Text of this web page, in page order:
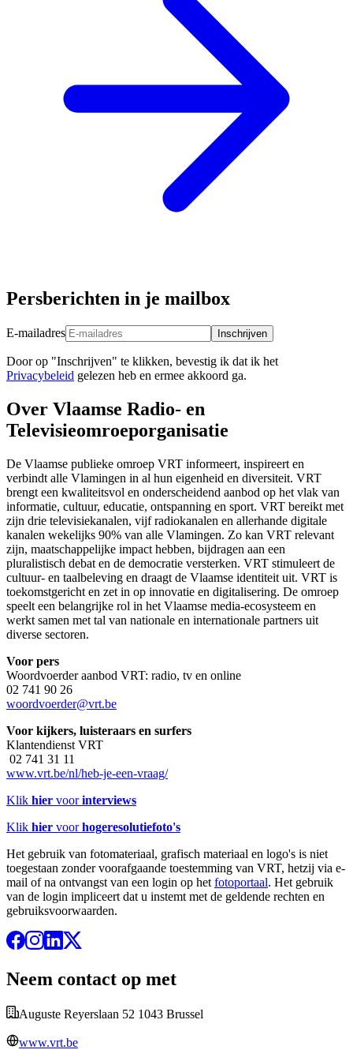
Persberichten in je mailbox
E-mailadres Inschrijven
Door op "Inschrijven" te klikken, bevestig ik dat ik het
Privacybeleid gelezen heb en ermee akkoord ga.
Over Vlaamse Radio- en
Televisieomroeporganisatie
De Vlaamse publieke omroep VRT informeert, inspireert en
verbindt alle Vlamingen in al hun eigenheid en diversiteit. VRT
brengt een kwaliteitsvol en onderscheidend aanbod op het vlak van
informatie, cultuur, educatie, ontspanning en sport. VRT bereikt met
zijn drie televisiekanalen, vijf radiokanalen en allerhande digitale
kanalen wekelijks 90% van alle Vlamingen. Zo kan VRT relevant
zijn, maatschappelijke impact hebben, bijdragen aan een
pluralistisch debat en de democratie versterken. VRT stimuleert de
cultuur- en taalbeleving en draagt de Vlaamse identiteit uit. VRT is
toekomstgericht en zet in op innovatie en digitalisering. De omroep
speelt een belangrijke rol in het Vlaamse media-ecosysteem en
werkt samen met tal van nationale en internationale partners uit
diverse sectoren.
Voor pers
Woordvoerder aanbod VRT: radio, tv en online
02 741 90 26
woordvoerder@vrt.be
Voor kijkers, luisteraars en surfers
Klantendienst VRT
02 741 31 11
www.vrt.be/nl/heb-je-een-vraag/
Klik hier voorinterviews
Klik hier voorhogeresolutiefoto's
Het gebruik van fotomateriaal, grafisch materiaal en logo's is niet
toegestaan zonder voorafgaande toestemming van VRT, hetzij via e-
mail of na ontvangst van een login op het fotoportaal. Het gebruik
van de login impliceert dat u instemt met de geldende rechten en
gebruiksvoorwaarden.
Neem contact op met
Auguste Reyerslaan 52 1043 Brussel
www.vrt.be